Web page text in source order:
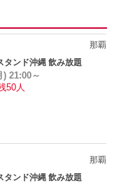
那覇
タンド沖縄 飲み放題
) 21:00～
50人
那覇
タンド沖縄 飲み放題